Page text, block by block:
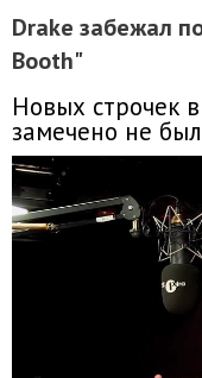
Drake забежал
Booth"
Новых строчек
замечено не